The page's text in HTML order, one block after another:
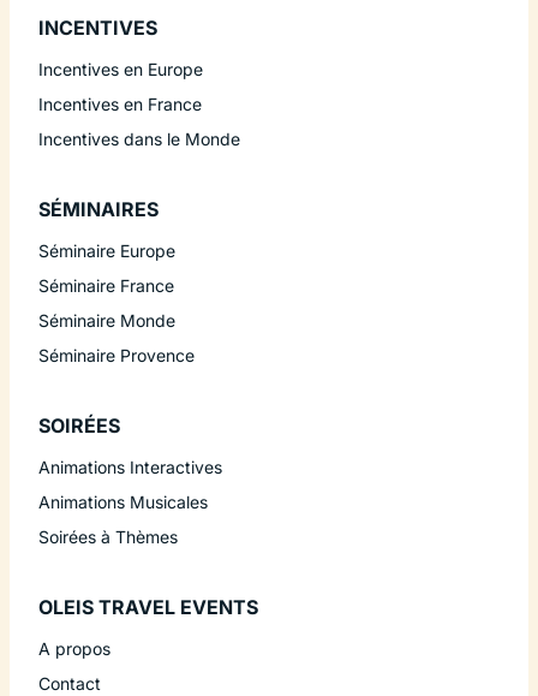
INCENTIVES
Incentives en Europe
Incentives en France
Incentives dans le Monde
SÉMINAIRES
Séminaire Europe
Séminaire France
Séminaire Monde
Séminaire Provence
SOIRÉES
Animations Interactives
Animations Musicales
Soirées à Thèmes
OLEIS TRAVEL EVENTS
A propos
Contact